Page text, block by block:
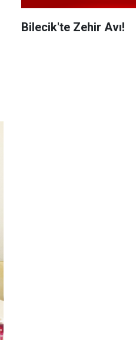
Bilecik'te Zehir Avı!